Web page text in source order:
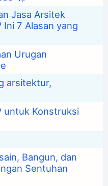
Jasa Arsitek
7 Alasan yang
Urugan
arsitektur,
untuk Konstruksi
Bangun, dan
Sentuhan